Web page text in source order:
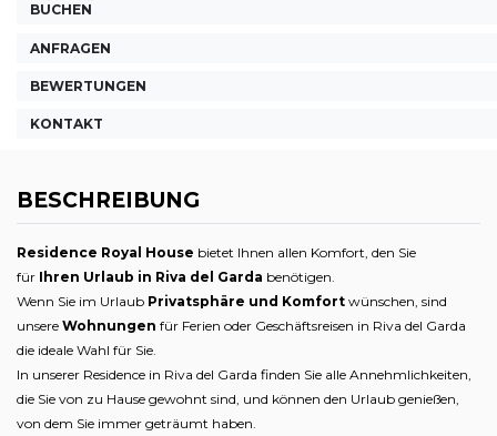
BUCHEN
ANFRAGEN
BEWERTUNGEN
KONTAKT
BESCHREIBUNG
Residence Royal House bietet Ihnen allen Komfort, den Sie
für Ihren Urlaub in Riva del Garda benötigen.
Wenn Sie im Urlaub Privatsphäre und Komfort wünschen, sind
unsere Wohnungen für Ferien oder Geschäftsreisen in Riva del Garda
die ideale Wahl für Sie.
In unserer Residence in Riva del Garda finden Sie alle Annehmlichkeiten,
die Sie von zu Hause gewohnt sind, und können den Urlaub genießen,
von dem Sie immer geträumt haben.